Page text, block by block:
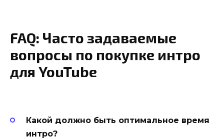
FAQ: Часто задаваемые
вопросы по покупке интро
для YouTube
Какой должно быть оптимальное время
интро?